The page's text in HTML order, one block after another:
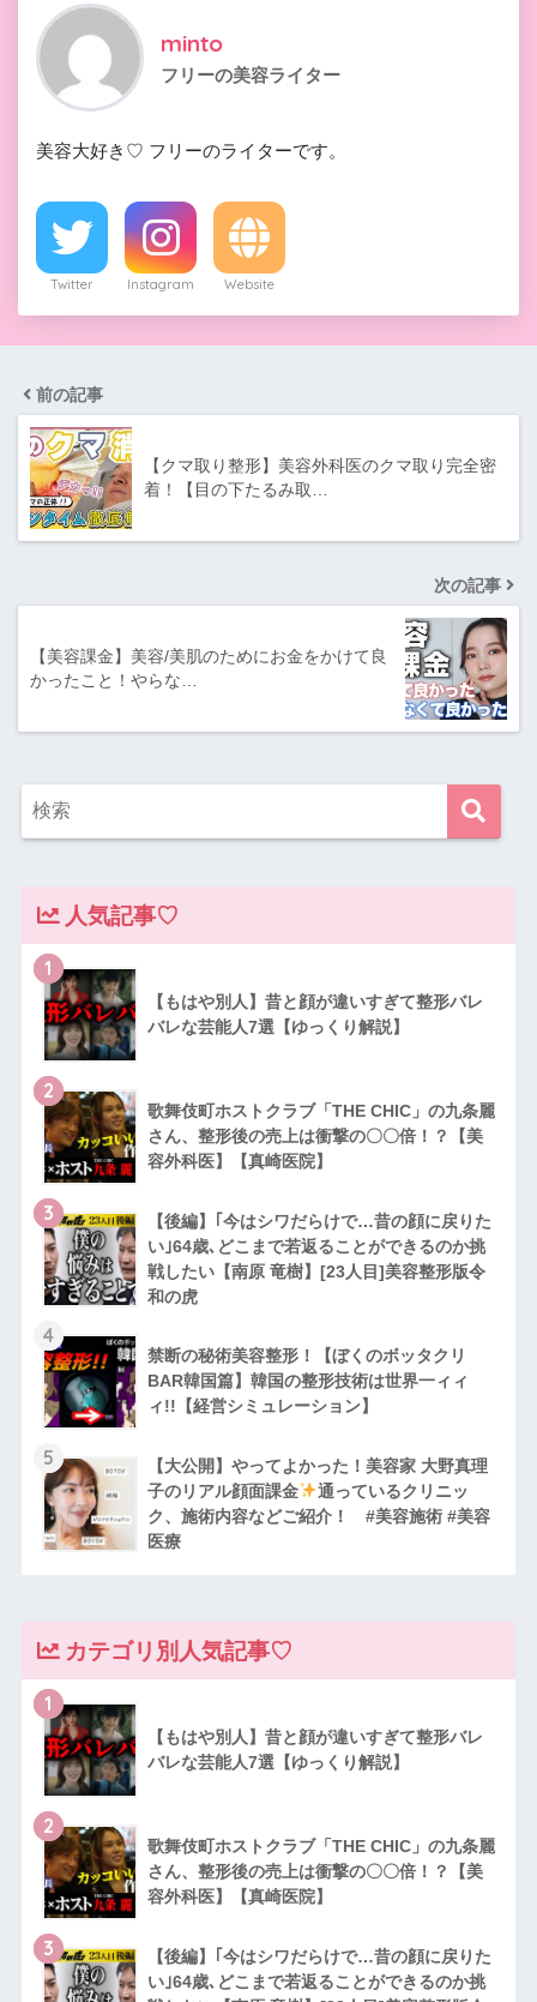
minto
フリーの美容ライター
美容大好き♡ フリーのライターです。
Twitter Instagram Website
前の記事
【クマ取り整形】美容外科医のクマ取り完全密
着！【目の下たるみ取…
次の記事
【美容課金】美容/美肌のためにお金をかけて良
かったこと！やらな…
人気記事♡
1
【もはや別人】昔と顔が違いすぎて整形バレ
バレな芸能人7選【ゆっくり解説】
2
歌舞伎町ホストクラブ「THE CHIC」の九条麗
さん、整形後の売上は衝撃の〇〇倍！？【美
容外科医】【真崎医院】
3
【後編】｢今はシワだらけで…昔の顔に戻りた
い｣64歳､どこまで若返ることができるのか挑
戦したい【南原 竜樹】[23人目]美容整形版令
和の虎
4
禁断の秘術美容整形！【ぼくのボッタクリ
BAR韓国篇】韓国の整形技術は世界一ィィ
ィ!!【経営シミュレーション】
5
【大公開】やってよかった！美容家 大野真理
子のリアル顔面課金
通っているクリニッ
ク、施術内容などご紹介！ #美容施術 #美容
医療
カテゴリ別人気記事♡
1
【もはや別人】昔と顔が違いすぎて整形バレ
バレな芸能人7選【ゆっくり解説】
2
歌舞伎町ホストクラブ「THE CHIC」の九条麗
さん、整形後の売上は衝撃の〇〇倍！？【美
容外科医】【真崎医院】
3
【後編】｢今はシワだらけで…昔の顔に戻りた
い｣64歳､どこまで若返ることができるのか挑